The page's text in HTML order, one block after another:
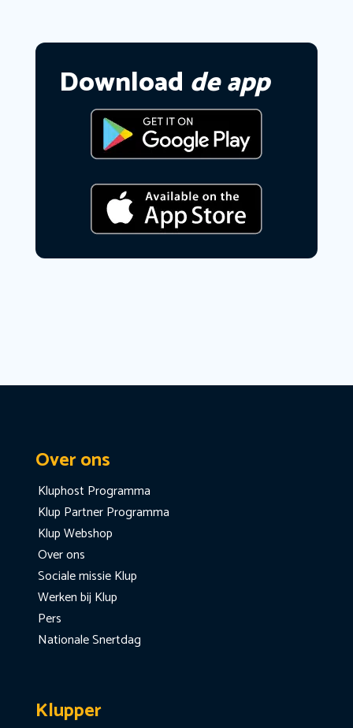
Download de app
Over ons
Kluphost Programma
Klup Partner Programma
Klup Webshop
Over ons
Sociale missie Klup
Werken bij Klup
Pers
Nationale Snertdag
Klupper